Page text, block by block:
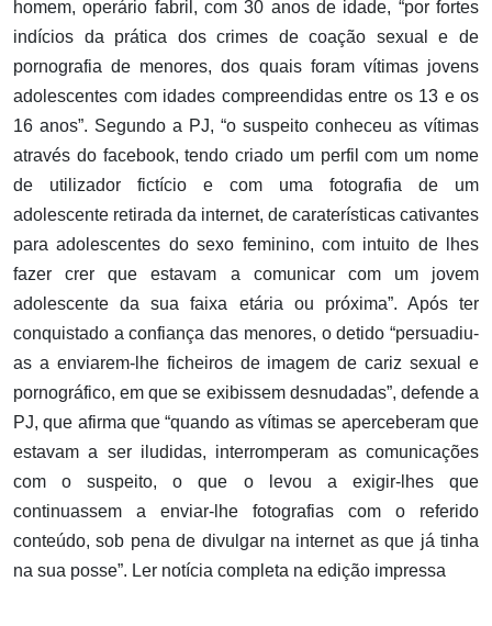
homem, operário fabril, com 30 anos de idade, “por fortes
indícios da prática dos crimes de coação sexual e de
pornografia de menores, dos quais foram vítimas jovens
adolescentes com idades compreendidas entre os 13 e os
16 anos”. Segundo a PJ, “o suspeito conheceu as vítimas
através do facebook, tendo criado um perfil com um nome
de utilizador fictício e com uma fotografia de um
adolescente retirada da internet, de caraterísticas cativantes
para adolescentes do sexo feminino, com intuito de lhes
fazer crer que estavam a comunicar com um jovem
adolescente da sua faixa etária ou próxima”. Após ter
conquistado a confiança das menores, o detido “persuadiu-
as a enviarem-lhe ficheiros de imagem de cariz sexual e
pornográfico, em que se exibissem desnudadas”, defende a
PJ, que afirma que “quando as vítimas se aperceberam que
estavam a ser iludidas, interromperam as comunicações
com o suspeito, o que o levou a exigir-lhes que
continuassem a enviar-lhe fotografias com o referido
conteúdo, sob pena de divulgar na internet as que já tinha
na sua posse”. Ler notícia completa na edição impressa